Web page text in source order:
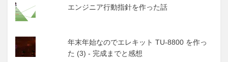
エンジニア行動指針を作った話
年末年始なのでエレキット TU-8800 を作っ
た (3) - 完成までと感想